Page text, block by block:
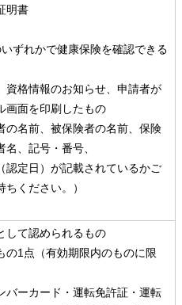
明書
れかで健康保険を確認できる
格情報のお知らせ、申請者が
画面を印刷したもの
名前、被保険者の名前、保険
、記号・番号、
定日）が記載されているかご
ください。）
して認められるもの
の1点（有効期限内のものに限
バーカード・運転免許証・運転